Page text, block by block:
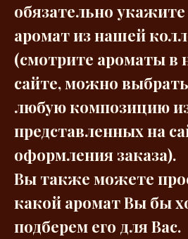
обязательно
аромат из нашей
(смотрите ароматы в
сайте, можно выбрать
любую композицию
представленных на
оформления заказа).
Вы также можете
какой аромат Вы бы
подберем его для Вас.